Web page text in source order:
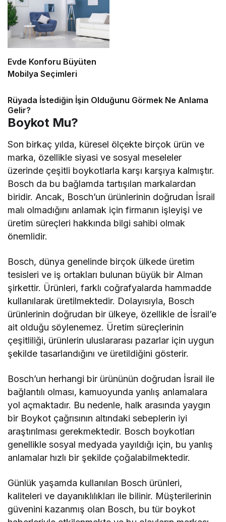
Evde Konforu Büyüten
Mobilya Seçimleri
Rüyada İstediğin İşin Olduğunu Görmek Ne Anlama
Gelir?
Boykot Mu?
Son birkaç yılda, küresel ölçekte birçok ürün ve
marka, özellikle siyasi ve sosyal meseleler
üzerinde çeşitli boykotlarla karşı karşıya kalmıştır.
Bosch da bu bağlamda tartışılan markalardan
biridir. Ancak, Bosch’un ürünlerinin doğrudan İsrail
malı olmadığını anlamak için firmanın işleyişi ve
üretim süreçleri hakkında bilgi sahibi olmak
önemlidir.
Bosch, dünya genelinde birçok ülkede üretim
tesisleri ve iş ortakları bulunan büyük bir Alman
şirkettir. Ürünleri, farklı coğrafyalarda hammadde
kullanılarak üretilmektedir. Dolayısıyla, Bosch
ürünlerinin doğrudan bir ülkeye, özellikle de İsrail’e
ait olduğu söylenemez. Üretim süreçlerinin
çeşitliliği, ürünlerin uluslararası pazarlar için uygun
şekilde tasarlandığını ve üretildiğini gösterir.
Bosch’un herhangi bir ürününün doğrudan İsrail ile
bağlantılı olması, kamuoyunda yanlış anlamalara
yol açmaktadır. Bu nedenle, halk arasında yaygın
bir Boykot çağrısının altındaki sebeplerin iyi
araştırılması gerekmektedir. Bosch boykotları
genellikle sosyal medyada yayıldığı için, bu yanlış
anlamalar hızlı bir şekilde çoğalabilmektedir.
Günlük yaşamda kullanılan Bosch ürünleri,
kaliteleri ve dayanıklılıkları ile bilinir. Müşterilerinin
güvenini kazanmış olan Bosch, bu tür boykot